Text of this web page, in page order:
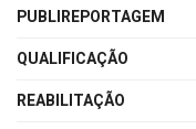
PUBLIREPORTAGEM
QUALIFICAÇÃO
REABILITAÇÃO